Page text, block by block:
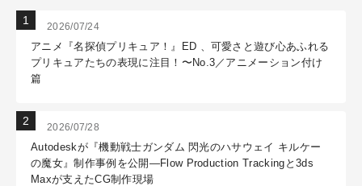
2026/07/24
アニメ『名探偵プリキュア！』ED 、可愛さと遊び心あふれる
プリキュアたちの表現に注目！〜No.3／アニメーション付け
篇
2026/07/28
Autodeskが『機動戦士ガンダム 閃光のハサウェイ キルケー
の魔女』制作事例を公開―Flow Production Trackingと3ds
Maxが支えたCG制作現場